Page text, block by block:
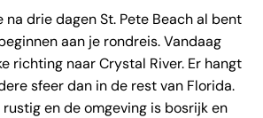
na drie dagen St. Pete Beach al bent
aan je rondreis. Vandaag
richting naar Crystal River. Er hangt
sfeer dan in de rest van Florida.
en de omgeving is bosrijk en